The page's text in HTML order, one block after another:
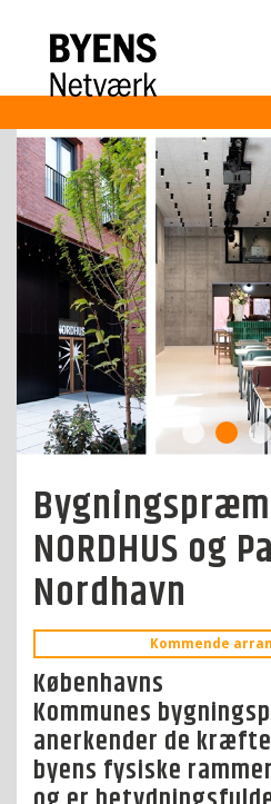
NORDHUS og
Nordhavn
Kommende
Københavns
Kommunes
anerkender de
byens fysiske